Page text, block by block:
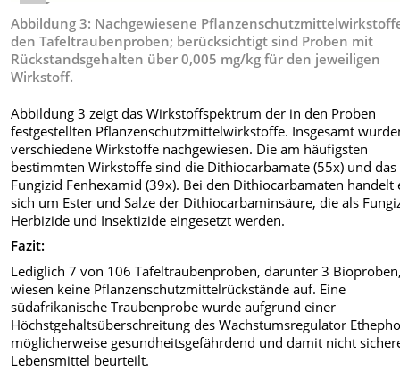
Abbildung 3: Nachgewiesene
den Tafeltraubenproben; berücksichtigt sind Proben mit
Rückstandsgehalten über 0,005 mg/kg für den jeweiligen
Wirkstoff.
Abbildung 3 zeigt das Wirkstoffspektrum der in den Proben
festgestellten Pflanzenschutzmittelwirkstoffe. Insgesamt
verschiedene Wirkstoffe nachgewiesen. Die am häufigsten
bestimmten Wirkstoffe sind die Dithiocarbamate (55x) und das
Fungizid Fenhexamid (39x). Bei den Dithiocarbamaten handelt
sich um Ester und Salze der Dithiocarbaminsäure, die als
Herbizide und Insektizide eingesetzt werden.
Fazit:
Lediglich 7 von 106 Tafeltraubenproben, darunter 3
wiesen keine Pflanzenschutzmittelrückstände auf. Eine
südafrikanische Traubenprobe wurde aufgrund einer
Höchstgehaltsüberschreitung des Wachstumsregulator
möglicherweise gesundheitsgefährdend und damit nicht
Lebensmittel beurteilt.